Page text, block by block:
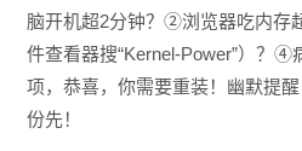
脑开机超2分钟？②浏览器吃内存
件查看器搜“Kernel-Power”）？④
项，恭喜，你需要重装！幽默提
份先！